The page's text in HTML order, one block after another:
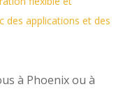
des applications et des
à Phoenix ou à